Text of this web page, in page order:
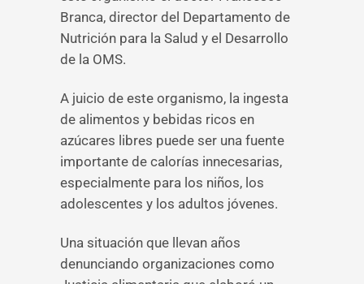
Branca, director del Departamento de
Nutrición para la Salud y el Desarrollo
de la OMS.
A juicio de este organismo, la ingesta
de alimentos y bebidas ricos en
azúcares libres puede ser una fuente
importante de calorías innecesarias,
especialmente para los niños, los
adolescentes y los adultos jóvenes.
Una situación que llevan años
denunciando organizaciones como